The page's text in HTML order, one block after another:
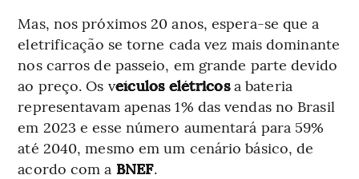
Mas, nos próximos 20 anos, espera-se que a
eletrificação se torne cada vez mais dominante
nos carros de passeio, em grande parte devido
ao preço. Os veículos elétricosa bateria
representavam apenas 1% das vendas no Brasil
em 2023 e esse número aumentará para 59%
até 2040, mesmo em um cenário básico, de
acordo com a BNEF.